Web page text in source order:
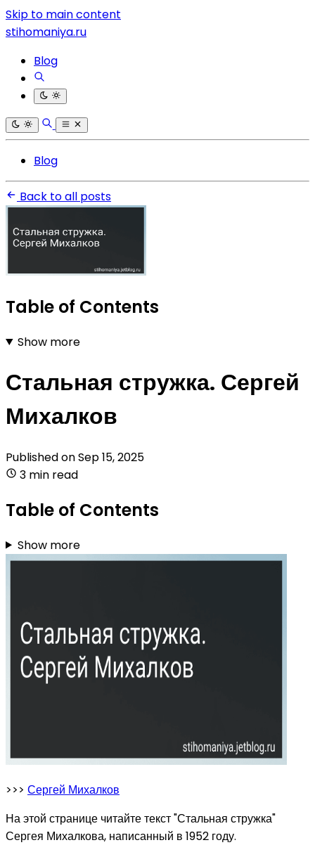
Skip to main content
stihomaniya.ru
Blog
Blog
Back to all posts
Table of Contents
Show more
Стальная стружка. Сергей
Михалков
Published onSep 15, 2025
3 min read
Table of Contents
Show more
>>> Сергей Михалков
На этой странице читайте текст "Стальная стружка"
Сергея Михалкова, написанный в 1952 году.